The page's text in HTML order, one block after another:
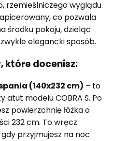
rzemieślniczego wyglądu.
co pozwala
środku pokoju, dzieląc
elegancki sposób.
które docenisz:
(140x232 cm) – to
atut modelu COBRA S. Po
powierzchnię łóżka o
232 cm. To wręcz
przyjmujesz na noc